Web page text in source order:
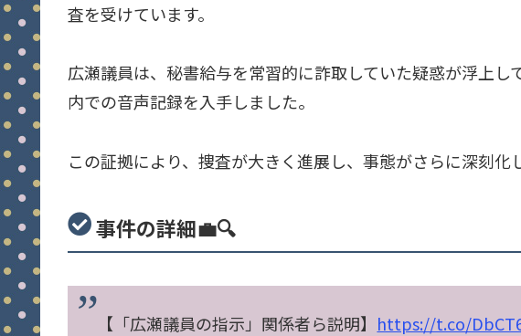
査を受けています。
広瀬議員は、秘書給与を常習的に詐取していた疑惑が浮上し
内での音声記録を入手しました。
この証拠により、捜査が大きく進展し、事態がさらに深刻化
事件の詳細💼🔍
【「広瀬議員の指示」関係者ら説明】 https://t.co/